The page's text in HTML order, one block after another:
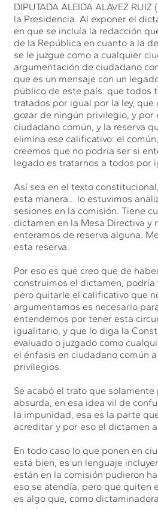
DIPUTADA ALEIDA ALAVEZ
la Presidencia. Al exponer el
en que se incluía la redacción
de la República en cuanto a la
se le juzgue como a cualquier
argumentación de ciudadano
que es un mensaje con un
público de este país: que todos
tratados por igual por la ley, que
gozar de ningún privilegio, y por
ciudadano común, y la reserva
elimina ese calificativo: el
creemos que no podría ser si
legado es tratarnos a todos por
Así sea en el texto
esta manera… lo estuvimos
sesiones en la comisión. Tiene
dictamen en la Mesa Directiva y
enteramos de reserva alguna.
esta reserva.
Por eso es que creo que de
construimos el dictamen,
pero quitarle el calificativo que
argumentamos es necesario
entendemos por tener esta
igualitario, y que lo diga la
evaluado o juzgado como
el énfasis en ciudadano común
privilegios.
Se acabó el trato que
absurda, en esa idea vil de
la impunidad, esa es la parte
acreditar y por eso el dictamen
En todo caso lo que ponen en
está bien, es un lenguaje
están en la comisión pudieron
eso se atendía, pero que quiten
es algo que, como